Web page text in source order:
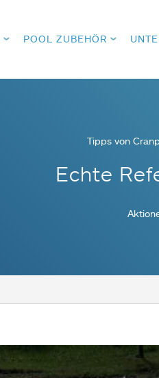
POOL ZUBEHÖR
Tipps von
Echte